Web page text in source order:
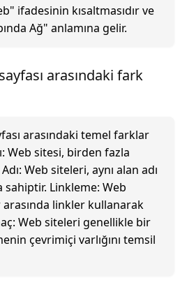
ifadesinin kısaltmasıdır ve
Ağ" anlamına gelir.
arasındaki fark
arasındaki temel farklar
Web sitesi, birden fazla
Web siteleri, aynı alan adı
sahiptir. Linkleme: Web
linkler kullanarak
Web siteleri genellikle bir
çevrimiçi varlığını temsil